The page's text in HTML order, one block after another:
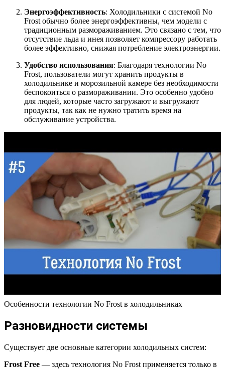
Энергоэффективность: Холодильники с системой No
Frost обычно более энергоэффективны, чем модели с
традиционным размораживанием. Это связано с тем, что
отсутствие льда и инея позволяет компрессору работать
более эффективно, снижая потребление электроэнергии.
Удобство использования: Благодаря технологии No
Frost, пользователи могут хранить продукты в
холодильнике и морозильной камере без необходимости
беспокоиться о размораживании. Это особенно удобно
для людей, которые часто загружают и выгружают
продукты, так как не нужно тратить время на
обслуживание устройства.
Особенности технологии No Frost в холодильниках
Разновидности системы
Существует две основные категории холодильных систем:
Frost Free — здесь технология No Frost применяется только в